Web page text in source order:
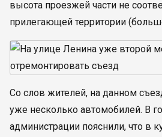
высота проезжей части не
прилегающей территории
Со слов жителей, на данном
уже несколько автомобилей. В
администрации пояснили, что в